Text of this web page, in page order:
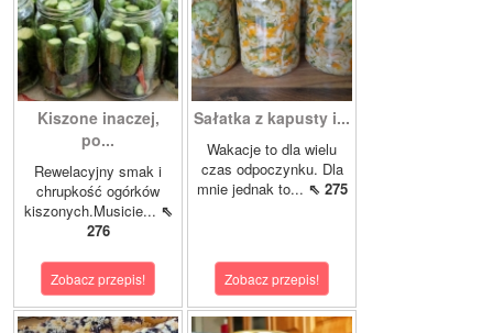
Kiszone inaczej,
po...
Rewelacyjny smak i
chrupkość ogórków
kiszonych.Musicie... ⇖
276
Zobacz przepis!
Sałatka z kapusty i...
Wakacje to dla wielu
czas odpoczynku. Dla
mnie jednak to... ⇖ 275
Zobacz przepis!